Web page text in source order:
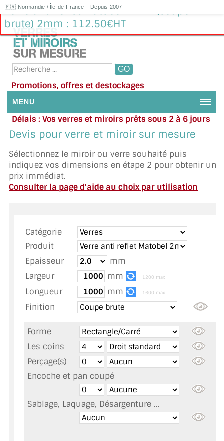
🇫🇷 Normandie / Île-de-France – Depuis 2007
Verre anti reflet Matobel 2mm (coupe
brute) 2mm : 112.50€HT
Promotions, offres et destockages
MENU
NOUS CONTACTER
DEMANDE DE DEVIS
SUIVI DE DEVIS
TOUS LES TARIFS AU M2
GUIDE : CHOIX PAR UTILISATION
INSPIRATIONS ET NOUVEAUTÉS
AMBIANCE LAITON BROSSÉ
MIROIR SUR MESURE
MIROIR VIEILLI
MIROIR DÉCORATIF DE COULEUR
LOTS DE MIROIRS EN MOZAÏQUE
Délais : Vos verres et miroirs prêts sous 2 à 6 jours
en moyenne
Besoin d'aide ?
Appelez ou envoyez un SMS au 06 79 92 33 38
Devis pour verre et miroir sur mesure
Sélectionnez le miroir ou verre souhaité puis
indiquez vos dimensions en étape 2 pour obtenir un
prix immédiat.
Consulter la page d'aide au choix par utilisation
Catégorie
Produit
Epaisseur
mm
Largeur
mm 1200 max
Longueur mm 1600 max
Finition
Forme
Les coins
Perçage(s)
Encoche et pan coupé
Sablage, Laquage, Désargenture ...